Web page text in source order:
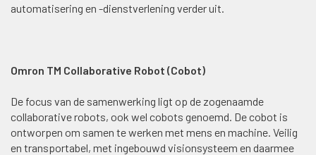
automatisering en -dienstverlening verder uit.
Omron TM Collaborative Robot (Cobot)
De focus van de samenwerking ligt op de zogenaamde
collaborative robots, ook wel cobots genoemd. De cobot is
ontworpen om samen te werken met mens en machine. Veilig
en transportabel, met ingebouwd visionsysteem en daarmee